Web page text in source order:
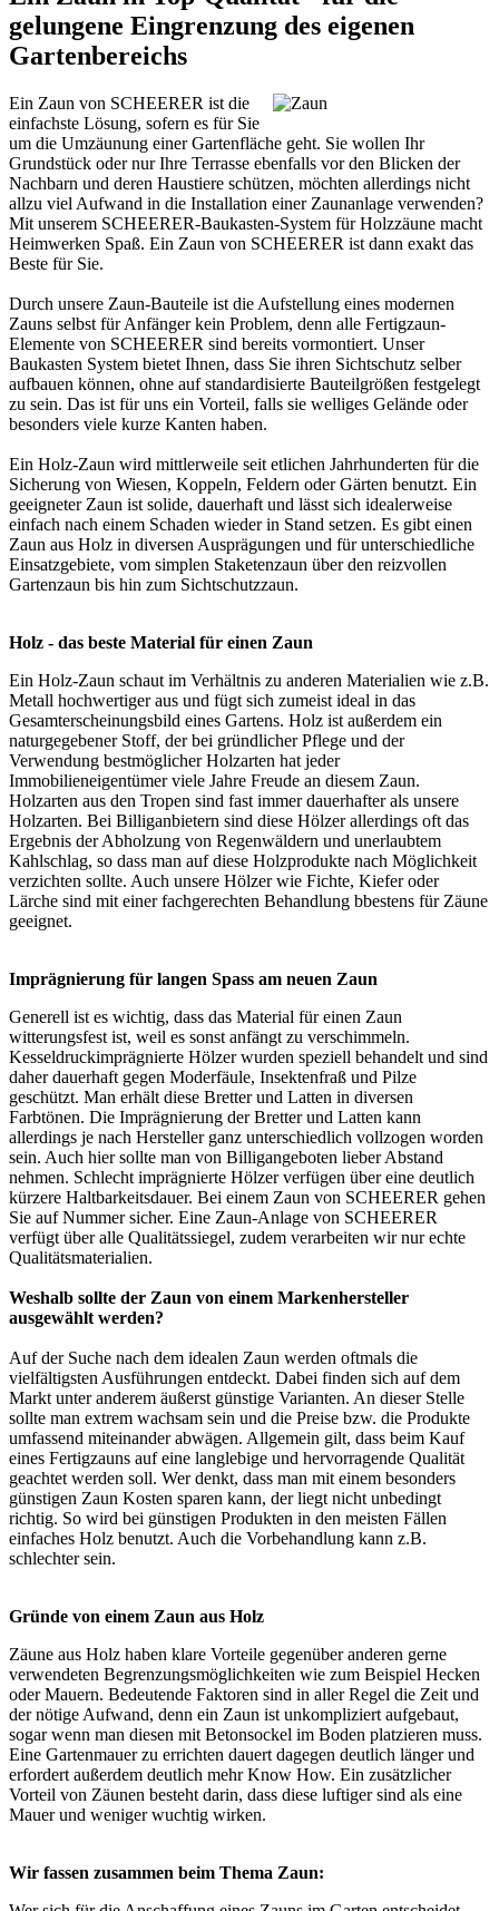
gelungene Eingrenzung des eigenen
Gartenbereichs
Ein Zaun von SCHEERER ist die
einfachste Lösung, sofern es für Sie
um die Umzäunung einer Gartenfläche geht. Sie wollen Ihr
Grundstück oder nur Ihre Terrasse ebenfalls vor den Blicken der
Nachbarn und deren Haustiere schützen, möchten allerdings nicht
allzu viel Aufwand in die Installation einer Zaunanlage verwenden?
Mit unserem SCHEERER-Baukasten-System für Holzzäune macht
Heimwerken Spaß. Ein Zaun von SCHEERER ist dann exakt das
Beste für Sie.
Durch unsere Zaun-Bauteile ist die Aufstellung eines modernen
Zauns selbst für Anfänger kein Problem, denn alle Fertigzaun-
Elemente von SCHEERER sind bereits vormontiert. Unser
Baukasten System bietet Ihnen, dass Sie ihren Sichtschutz selber
aufbauen können, ohne auf standardisierte Bauteilgrößen festgelegt
zu sein. Das ist für uns ein Vorteil, falls sie welliges Gelände oder
besonders viele kurze Kanten haben.
Ein Holz-Zaun wird mittlerweile seit etlichen Jahrhunderten für die
Sicherung von Wiesen, Koppeln, Feldern oder Gärten benutzt. Ein
geeigneter Zaun ist solide, dauerhaft und lässt sich idealerweise
einfach nach einem Schaden wieder in Stand setzen. Es gibt einen
Zaun aus Holz in diversen Ausprägungen und für unterschiedliche
Einsatzgebiete, vom simplen Staketenzaun über den reizvollen
Gartenzaun bis hin zum Sichtschutzzaun.
Holz - das beste Material für einen Zaun
Ein Holz-Zaun schaut im Verhältnis zu anderen Materialien wie z.B.
Metall hochwertiger aus und fügt sich zumeist ideal in das
Gesamterscheinungsbild eines Gartens. Holz ist außerdem ein
naturgegebener Stoff, der bei gründlicher Pflege und der
Verwendung bestmöglicher Holzarten hat jeder
Immobilieneigentümer viele Jahre Freude an diesem Zaun.
Holzarten aus den Tropen sind fast immer dauerhafter als unsere
Holzarten. Bei Billiganbietern sind diese Hölzer allerdings oft das
Ergebnis der Abholzung von Regenwäldern und unerlaubtem
Kahlschlag, so dass man auf diese Holzprodukte nach Möglichkeit
verzichten sollte. Auch unsere Hölzer wie Fichte, Kiefer oder
Lärche sind mit einer fachgerechten Behandlung bbestens für Zäune
geeignet.
Imprägnierung für langen Spass am neuen Zaun
Generell ist es wichtig, dass das Material für einen Zaun
witterungsfest ist, weil es sonst anfängt zu verschimmeln.
Kesseldruckimprägnierte Hölzer wurden speziell behandelt und sind
daher dauerhaft gegen Moderfäule, Insektenfraß und Pilze
geschützt. Man erhält diese Bretter und Latten in diversen
Farbtönen. Die Imprägnierung der Bretter und Latten kann
allerdings je nach Hersteller ganz unterschiedlich vollzogen worden
sein. Auch hier sollte man von Billigangeboten lieber Abstand
nehmen. Schlecht imprägnierte Hölzer verfügen über eine deutlich
kürzere Haltbarkeitsdauer. Bei einem Zaun von SCHEERER gehen
Sie auf Nummer sicher. Eine Zaun-Anlage von SCHEERER
verfügt über alle Qualitätssiegel, zudem verarbeiten wir nur echte
Qualitätsmaterialien.
Weshalb sollte der Zaun von einem Markenhersteller
ausgewählt werden?
Auf der Suche nach dem idealen Zaun werden oftmals die
vielfältigsten Ausführungen entdeckt. Dabei finden sich auf dem
Markt unter anderem äußerst günstige Varianten. An dieser Stelle
sollte man extrem wachsam sein und die Preise bzw. die Produkte
umfassend miteinander abwägen. Allgemein gilt, dass beim Kauf
eines Fertigzauns auf eine langlebige und hervorragende Qualität
geachtet werden soll. Wer denkt, dass man mit einem besonders
günstigen Zaun Kosten sparen kann, der liegt nicht unbedingt
richtig. So wird bei günstigen Produkten in den meisten Fällen
einfaches Holz benutzt. Auch die Vorbehandlung kann z.B.
schlechter sein.
Gründe von einem Zaun aus Holz
Zäune aus Holz haben klare Vorteile gegenüber anderen gerne
verwendeten Begrenzungsmöglichkeiten wie zum Beispiel Hecken
oder Mauern. Bedeutende Faktoren sind in aller Regel die Zeit und
der nötige Aufwand, denn ein Zaun ist unkompliziert aufgebaut,
sogar wenn man diesen mit Betonsockel im Boden platzieren muss.
Eine Gartenmauer zu errichten dauert dagegen deutlich länger und
erfordert außerdem deutlich mehr Know How. Ein zusätzlicher
Vorteil von Zäunen besteht darin, dass diese luftiger sind als eine
Mauer und weniger wuchtig wirken.
Wir fassen zusammen beim Thema Zaun: